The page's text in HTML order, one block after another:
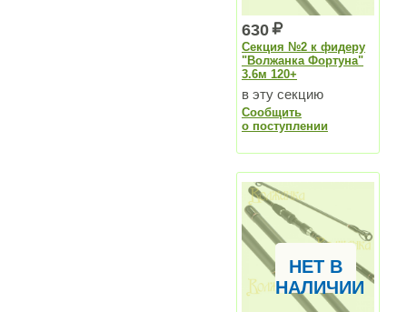
630
Секция №2 к фидеру
"Волжанка Фортуна"
3.6м 120+
в эту секцию
вставляются
вершинки
Сообщить
о поступлении
НЕТ В
НАЛИЧИИ